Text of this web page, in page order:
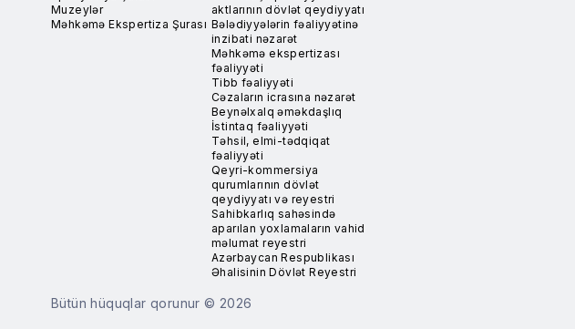
Muzeylər
Məhkəmə Ekspertiza Şurası
aktlarının dövlət qeydiyyatı
Bələdiyyələrin fəaliyyətinə
inzibati nəzarət
Məhkəmə ekspertizası
fəaliyyəti
Tibb fəaliyyəti
Cəzaların icrasına nəzarət
Beynəlxalq əməkdaşlıq
İstintaq fəaliyyəti
Təhsil, elmi-tədqiqat
fəaliyyəti
Qeyri-kommersiya
qurumlarının dövlət
qeydiyyatı və reyestri
Sahibkarlıq sahəsində
aparılan yoxlamaların vahid
məlumat reyestri
Azərbaycan Respublikası
Əhalisinin Dövlət Reyestri
Bütün hüquqlar qorunur © 2026